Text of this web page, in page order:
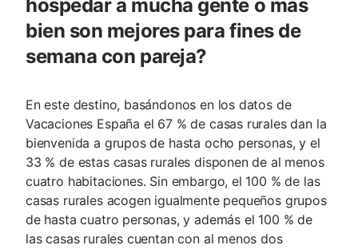
hospedar a mucha gente o más
bien son mejores para fines de
semana con pareja?
En este destino, basándonos en los datos de
Vacaciones España el 67 % de casas rurales dan la
bienvenida a grupos de hasta ocho personas, y el
33 % de estas casas rurales disponen de al menos
cuatro habitaciones. Sin embargo, el 100 % de las
casas rurales acogen igualmente pequeños grupos
de hasta cuatro personas, y además el 100 % de
las casas rurales cuentan con al menos dos